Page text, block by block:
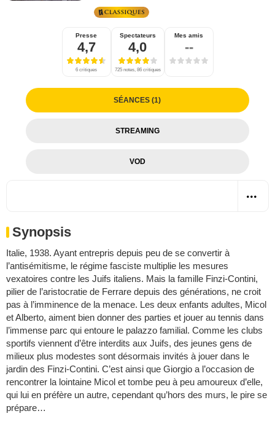
Presse
4,7
6 critiques
Spectateurs
4,0
725 notes, 86 critiques
Mes amis
--
SÉANCES (1)
STREAMING
VOD
Synopsis
Italie, 1938. Ayant entrepris depuis peu de se convertir à
l’antisémitisme, le régime fasciste multiplie les mesures
vexatoires contre les Juifs italiens. Mais la famille Finzi-Contini,
pilier de l’aristocratie de Ferrare depuis des générations, ne croit
pas à l’imminence de la menace. Les deux enfants adultes, Micol
et Alberto, aiment bien donner des parties et jouer au tennis dans
l’immense parc qui entoure le palazzo familial. Comme les clubs
sportifs viennent d’être interdits aux Juifs, des jeunes gens de
milieux plus modestes sont désormais invités à jouer dans le
jardin des Finzi-Contini. C’est ainsi que Giorgio a l’occasion de
rencontrer la lointaine Micol et tombe peu à peu amoureux d’elle,
qui lui en préfère un autre, cependant qu’hors des murs, le pire se
prépare…